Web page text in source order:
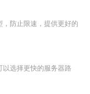
防止限速，提供更好的
选择更快的服务器路